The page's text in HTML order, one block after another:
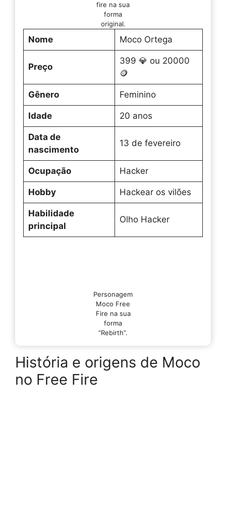
fire na sua
forma
original.
Nome Moco Ortega
Preço
399 💎 ou 20000
🪙
Gênero Feminino
Idade 20 anos
Data de
nascimento
13 de fevereiro
Ocupação Hacker
Hobby Hackear os vilões
Habilidade
principal
Olho Hacker
Personagem
Moco Free
Fire na sua
forma
“Rebirth”.
História e origens de Moco
no Free Fire